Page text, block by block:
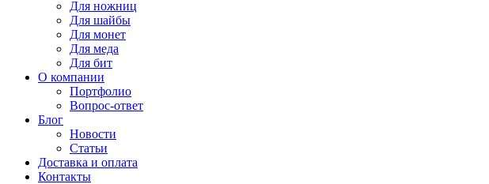
Для ножниц
Для шайбы
Для монет
Для меда
Для бит
О компании
Портфолио
Вопрос-ответ
Блог
Новости
Статьи
Доставка и оплата
Контакты